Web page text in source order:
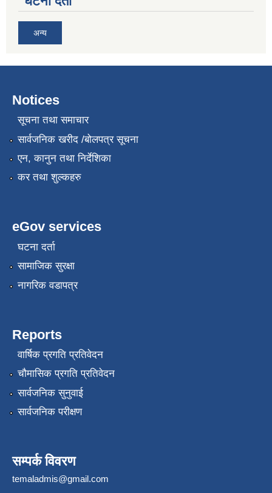
अन्य
Notices
सूचना तथा समाचार
सार्वजनिक खरीद /बोलपत्र सूचना
एन, कानुन तथा निर्देशिका
कर तथा शुल्कहरु
eGov services
घटना दर्ता
सामाजिक सुरक्षा
नागरिक वडापत्र
Reports
वार्षिक प्रगति प्रतिवेदन
चौमासिक प्रगति प्रतिवेदन
सार्वजनिक सुनुवाई
सार्वजनिक परीक्षण
सम्पर्क विवरण
temaladmis@gmail.com